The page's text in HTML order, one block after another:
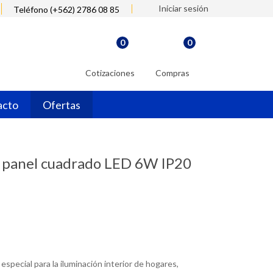
Teléfono (+562) 2786 08 85 Iniciar sesión
Cotizaciones
0
Compras
0
Ofertas
cuadrado LED 6W IP20
para la iluminación interior de hogares,